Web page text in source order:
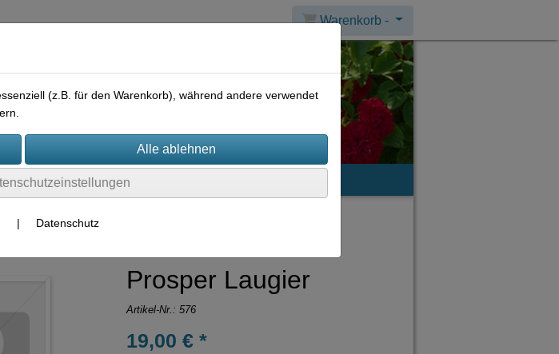
Warenkorb -
Rechtliches Kontakt
Prosper Laugier
Artikel-Nr.: 576
19,00 € *
(z.B. für den Warenkorb), während andere verwendet
| Datenschutz